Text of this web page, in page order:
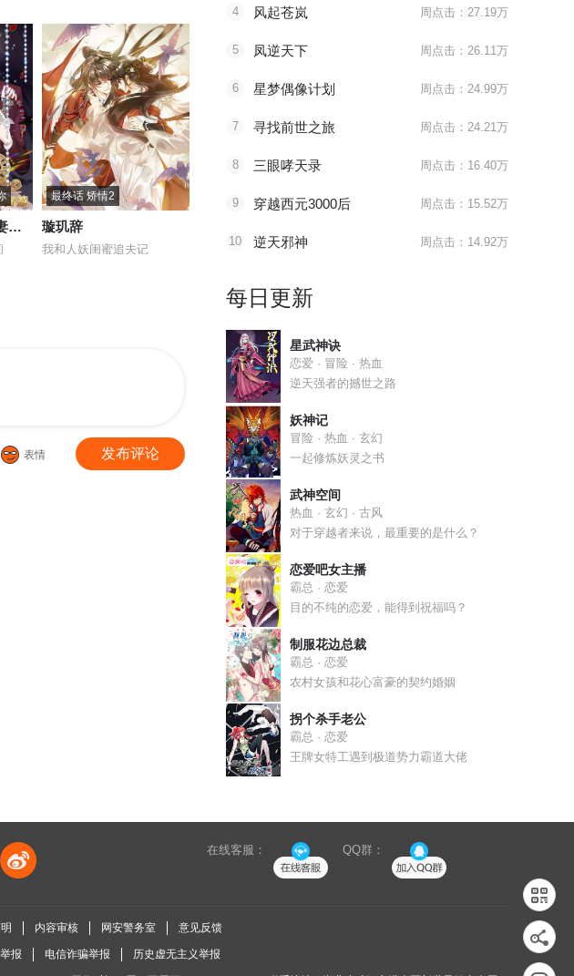
重生空间：豪门辣妻不好惹
最终话 矫情2
璇玑辞
我和人妖闺蜜追夫记
第463话 六大家庭齐聚
缘起十年前一场欢爱
第504话 孔族长老
废材少年因祸得福得逆天功法
表情 发布评论
4 风起苍岚 周点击：27.19万
5 凤逆天下 周点击：26.11万
6 星梦偶像计划 周点击：24.99万
7 寻找前世之旅 周点击：24.21万
8 三眼哮天录 周点击：16.40万
9 穿越西元3000后 周点击：15.52万
10 逆天邪神 周点击：14.92万
每日更新
星武神诀
恋爱 · 冒险 · 热血
逆天强者的撼世之路
妖神记
冒险 · 热血 · 玄幻
一起修炼妖灵之书
武神空间
热血 · 玄幻 · 古风
对于穿越者来说，最重要的是什么？
恋爱吧女主播
霸总 · 恋爱
目的不纯的恋爱，能得到祝福吗？
制服花边总裁
霸总 · 恋爱
农村女孩和花心富豪的契约婚姻
拐个杀手老公
霸总 · 恋爱
王牌女特工遇到极道势力霸道大佬
在线客服： QQ群：
内容审核 网安警务室 意见反馈
报 电信诈骗举报 历史虚无主义举报